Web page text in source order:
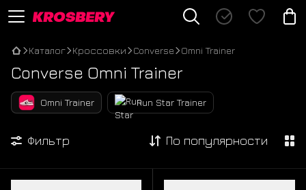
Каталог Кроссовки Converse Omni Trainer
Converse Omni Trainer
Omni Trainer Run Star Trainer
Фильтр По популярности